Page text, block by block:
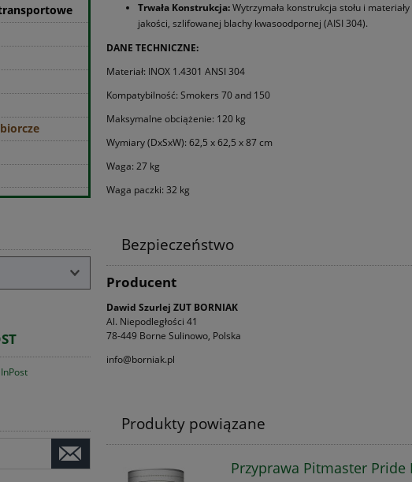
Trwała Konstrukcja:Wytrzymała konstrukcja stołu i
jakości, szlifowanej blachy kwasoodpornej (AISI 304).
DANE TECHNICZNE:
Materiał: INOX 1.4301 ANSI 304
Kompatybilność: Smokers 70 and 150
Maksymalne obciążenie: 120 kg
Wymiary (DxSxW): 62,5 x 62,5 x 87 cm
Waga: 27 kg
Waga paczki: 32 kg
Bezpieczeństwo
Producent
Dawid Szurlej ZUT BORNIAK
Al. Niepodległości 41
78-449 Borne Sulinowo, Polska
info@borniak.pl
Produkty powiązane
Przyprawa Pitmaster Pride